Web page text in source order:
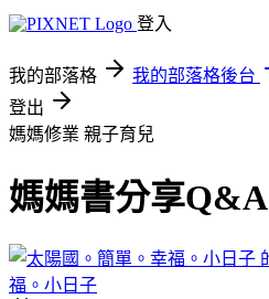
登入
我的部落格 我的部落格後台
登出
媽媽修業 親子育兒
媽媽書分享Q&A
福。小日子